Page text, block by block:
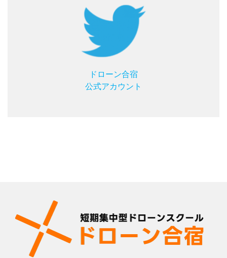
ドローン合宿
公式アカウント